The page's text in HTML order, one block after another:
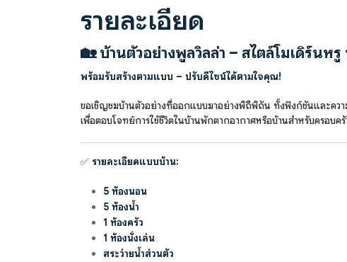
รายละเอียด
🏡บ้านตัวอย่างพูลวิลล่า – สไตล์โมเดิร์นห
พร้อมรับสร้างตามแบบ – ปรับดีไซน์ได้ตามใจคุณ!
ขอเชิญชมบ้านตัวอย่างที่ออกแบบมาอย่างพิถีพิถัน ทั้งฟังก์ชันและควา
เพื่อตอบโจทย์การใช้ชีวิตในบ้านพักตากอากาศหรือบ้านสำหรับครอบครั
✅ รายละเอียดแบบบ้าน:
5 ห้องนอน
5 ห้องน้ำ
1 ห้องครัว
1 ห้องนั่งเล่น
สระว่ายน้ำส่วนตัว